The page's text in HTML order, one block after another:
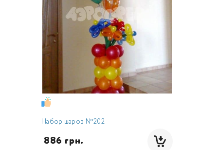
Набор шаров №202
886 грн.